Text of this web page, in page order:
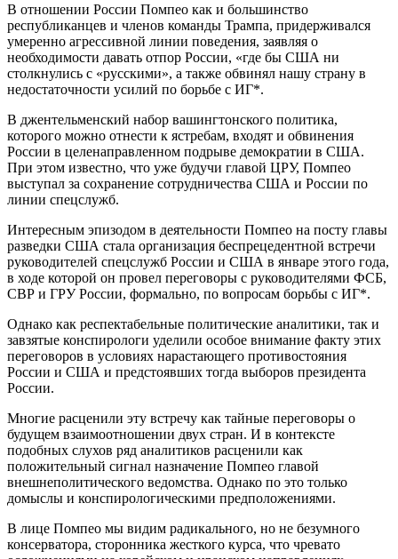
В отношении России Помпео как и большинство
республиканцев и членов команды Трампа, придерживался
умеренно агрессивной линии поведения, заявляя о
необходимости давать отпор России, «где бы США ни
столкнулись с «русскими», а также обвинял нашу страну в
недостаточности усилий по борьбе с ИГ*.
В джентельменский набор вашингтонского политика,
которого можно отнести к ястребам, входят и обвинения
России в целенаправленном подрыве демократии в США.
При этом известно, что уже будучи главой ЦРУ, Помпео
выступал за сохранение сотрудничества США и России по
линии спецслужб.
Интересным эпизодом в деятельности Помпео на посту главы
разведки США стала организация беспрецедентной встречи
руководителей спецслужб России и США в январе этого года,
в ходе которой он провел переговоры с руководителями ФСБ,
СВР и ГРУ России, формально, по вопросам борьбы с ИГ*.
Однако как респектабельные политические аналитики, так и
завзятые конспирологи уделили особое внимание факту этих
переговоров в условиях нарастающего противостояния
России и США и предстоявших тогда выборов президента
России.
Многие расценили эту встречу как тайные переговоры о
будущем взаимоотношении двух стран. И в контексте
подобных слухов ряд аналитиков расценили как
положительный сигнал назначение Помпео главой
внешнеполитического ведомства. Однако по это только
домыслы и конспирологическими предположениями.
В лице Помпео мы видим радикального, но не безумного
консерватора, сторонника жесткого курса, что чревато